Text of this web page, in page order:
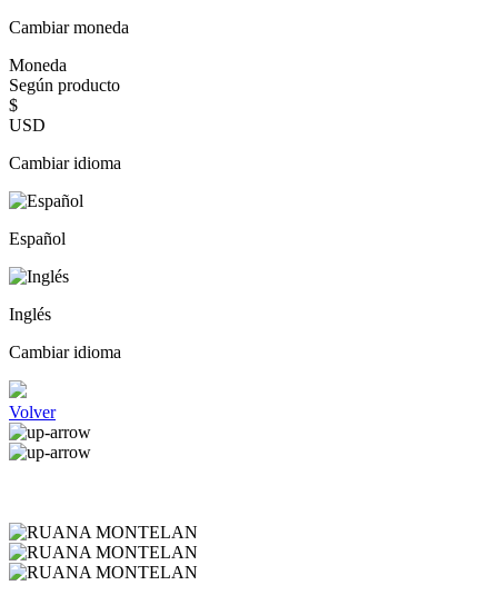
Cambiar moneda
Moneda
Según producto
$
USD
Cambiar idioma
Español
Inglés
Cambiar idioma
Volver